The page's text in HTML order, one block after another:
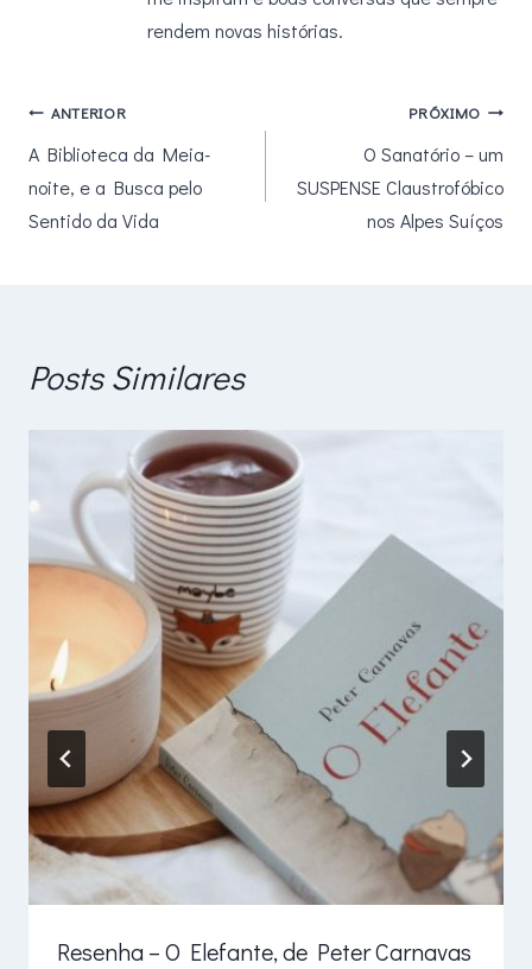
rendem novas histórias.
Navegação
de
Post
ANTERIOR
A Biblioteca da Meia-
noite, e a Busca pelo
Sentido da Vida
PRÓXIMO
O Sanatório – um
SUSPENSE Claustrofóbico
nos Alpes Suíços
Posts Similares
Resenha – O Elefante, de Peter Carnavas